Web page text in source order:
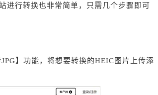
进行转换也非常简单，只需几个步骤即可
】功能，将想要转换的HEIC图片上传添